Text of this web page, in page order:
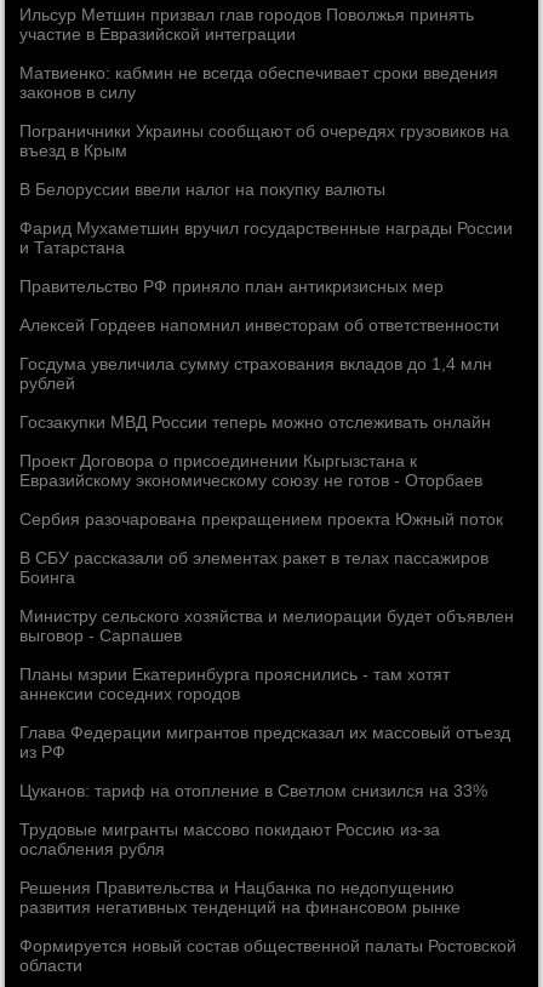
Ильсур Метшин призвал глав городов Поволжья принять
участие в Евразийской интеграции
Матвиенко: кабмин не всегда обеспечивает сроки введения
законов в силу
Пограничники Украины сообщают об очередях грузовиков на
въезд в Крым
В Белоруссии ввели налог на покупку валюты
Фарид Мухаметшин вручил государственные награды России
и Татарстана
Правительство РФ приняло план антикризисных мер
Алексей Гордеев напомнил инвесторам об ответственности
Госдума увеличила сумму страхования вкладов до 1,4 млн
рублей
Госзакупки МВД России теперь можно отслеживать онлайн
Проект Договора о присоединении Кыргызстана к
Евразийскому экономическому союзу не готов - Оторбаев
Сербия разочарована прекращением проекта Южный поток
В СБУ рассказали об элементах ракет в телах пассажиров
Боинга
Министру сельского хозяйства и мелиорации будет объявлен
выговор - Сарпашев
Планы мэрии Екатеринбурга прояснились - там хотят
аннексии соседних городов
Глава Федерации мигрантов предсказал их массовый отъезд
из РФ
Цуканов: тариф на отопление в Светлом снизился на 33%
Трудовые мигранты массово покидают Россию из-за
ослабления рубля
Решения Правительства и Нацбанка по недопущению
развития негативных тенденций на финансовом рынке
Формируется новый состав общественной палаты Ростовской
области